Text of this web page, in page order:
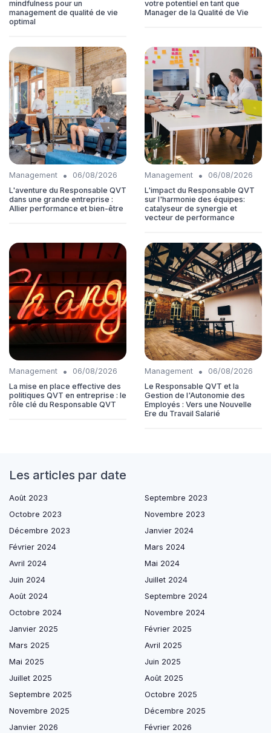
mindfulness pour un
management de qualité de vie
optimal
votre potentiel en tant que
Manager de la Qualité de Vie
Management •
06/08/2026
L'aventure du Responsable QVT
dans une grande entreprise :
Allier performance et bien-être
Management •
06/08/2026
L'impact du Responsable QVT
sur l'harmonie des équipes:
catalyseur de synergie et
vecteur de performance
Management •
06/08/2026
La mise en place effective des
politiques QVT en entreprise : le
rôle clé du Responsable QVT
Management •
06/08/2026
Le Responsable QVT et la
Gestion de l'Autonomie des
Employés : Vers une Nouvelle
Ere du Travail Salarié
Les articles par date
Août 2023
Septembre 2023
Octobre 2023
Novembre 2023
Décembre 2023
Janvier 2024
Février 2024
Mars 2024
Avril 2024
Mai 2024
Juin 2024
Juillet 2024
Août 2024
Septembre 2024
Octobre 2024
Novembre 2024
Janvier 2025
Février 2025
Mars 2025
Avril 2025
Mai 2025
Juin 2025
Juillet 2025
Août 2025
Septembre 2025
Octobre 2025
Novembre 2025
Décembre 2025
Janvier 2026
Février 2026